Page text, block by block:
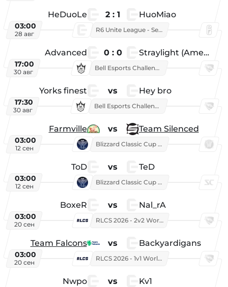
HeDuoLe 2 : 1 HuoMiao
03:00
28 авг
R6 Unite League - Season 1
Advanced 0 : 0 Straylight (American team)
17:00
30 авг
Bell Esports Challenge 2026
Yorks finest vs Hey bro
17:30
30 авг
Bell Esports Challenge 2026
Farmville vs Team Silenced
03:00
12 сен
Blizzard Classic Cup 2026
ToD vs TeD
03:00
12 сен
Blizzard Classic Cup 2026
BoxeR vs Nal_rA
03:00
20 сен
RLCS 2026 - 2v2 World Championship
Team Falcons vs Backyardigans
03:00
20 сен
RLCS 2026 - 1v1 World Championship
Nwpo vs Kv1